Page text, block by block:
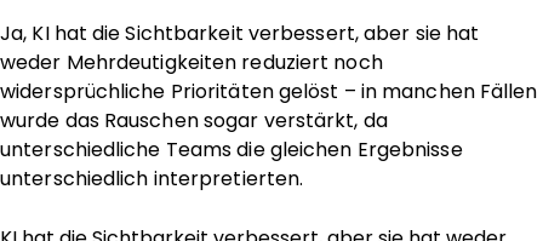
Ja, KI hat die Sichtbarkeit verbessert, aber sie hat
weder Mehrdeutigkeiten reduziert noch
widersprüchliche Prioritäten gelöst – in manchen Fällen
wurde das Rauschen sogar verstärkt, da
unterschiedliche Teams die gleichen Ergebnisse
unterschiedlich interpretierten.